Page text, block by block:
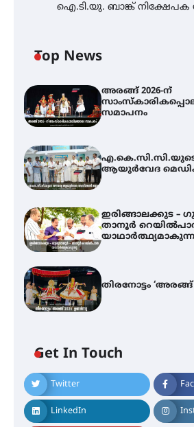
ഐ.ടി.യു. ബാങ്ക് നിക്ഷേപക
Top News
അരങ്ങ് 2026-ന്
സമാപനം
ആയുർവേദ
ഇരിങ്ങാലക്കുട –
താനൂർ
തിരനോട്ടം ‘അരങ്ങ്
Get In Touch
Twitter
LinkedIn
ആയുർവേദ